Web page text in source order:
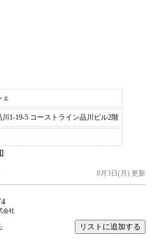
ェ
1-19-5 コーストライン品川ビル2階
8月3日(月) 更新
会社
リストに追加する